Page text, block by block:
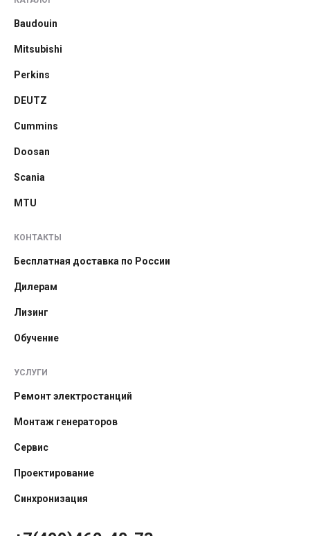
Baudouin
Mitsubishi
Perkins
DEUTZ
Cummins
Doosan
Scania
MTU
КОНТАКТЫ
Бесплатная доставка по России
Дилерам
Лизинг
Обучение
УСЛУГИ
Ремонт электростанций
Монтаж генераторов
Сервис
Проектирование
Синхронизация